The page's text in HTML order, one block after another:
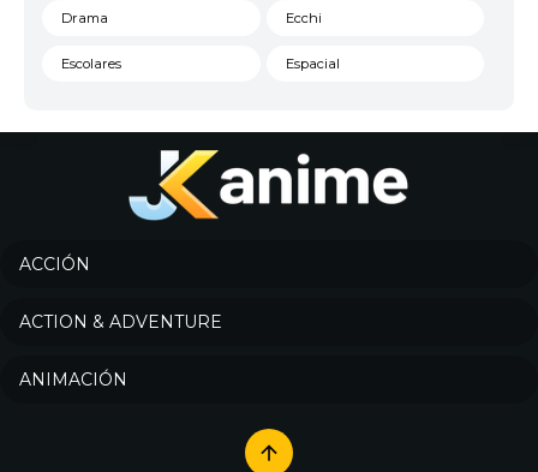
Drama Ecchi
Escolares Espacial
Historico
Josei
Música
ACCIÓN
ACTION & ADVENTURE
ANIMACIÓN